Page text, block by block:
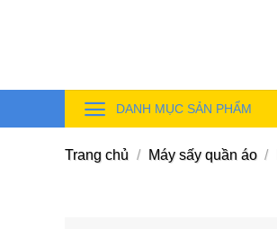
DANH MỤC SẢN PHẨM
Trang chủ / Máy sấy quần áo /